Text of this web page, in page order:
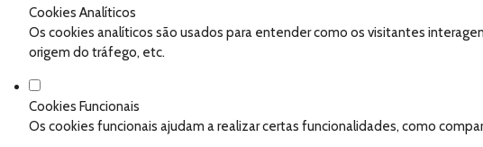
Cookies Analíticos
Os cookies analíticos são usados para entender como os visitantes
origem do tráfego, etc.
Cookies Funcionais
Os cookies funcionais ajudam a realizar certas funcionalidades, como